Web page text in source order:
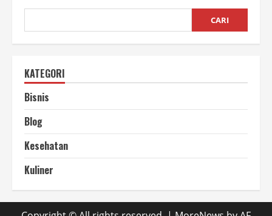
CARI
KATEGORI
Bisnis
Blog
Kesehatan
Kuliner